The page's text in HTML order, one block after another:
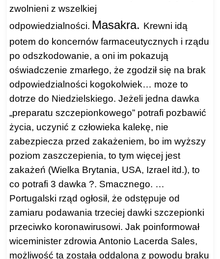
zwolnieni z wszelkiej
odpowiedzialności. Masakra. Krewni idą
potem do koncernów farmaceutycznych i rządu
po odszkodowanie, a oni im pokazują
oświadczenie zmarłego, że zgodził się na brak
odpowiedzialności kogokolwiek… moze to
dotrze do Niedzielskiego. Jeżeli jedna dawka
„preparatu szczepionkowego” potrafi pozbawić
życia, uczynić z człowieka kalekę, nie
zabezpiecza przed zakażeniem, bo im wyższy
poziom zaszczepienia, to tym więcej jest
zakażeń (Wielka Brytania, USA, Izrael itd.), to
co potrafi 3 dawka ?. Smacznego. …
Portugalski rząd ogłosił, że odstępuje od
zamiaru podawania trzeciej dawki szczepionki
przeciwko koronawirusowi. Jak poinformował
wiceminister zdrowia Antonio Lacerda Sales,
możliwość ta została oddalona z powodu braku